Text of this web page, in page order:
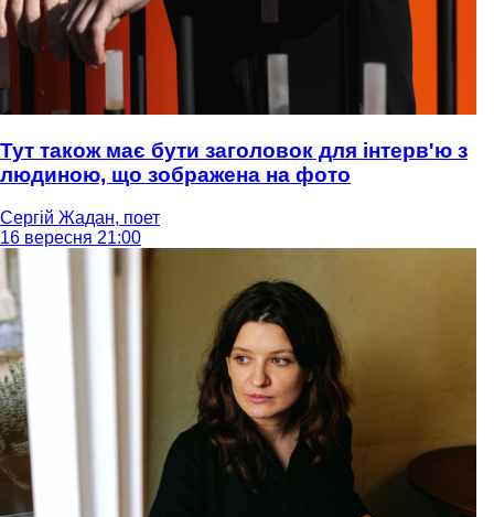
Тут також має бути заголовок для інтерв'ю з
людиною, що зображена на фото
Сергій Жадан, поет
16 вересня 21:00